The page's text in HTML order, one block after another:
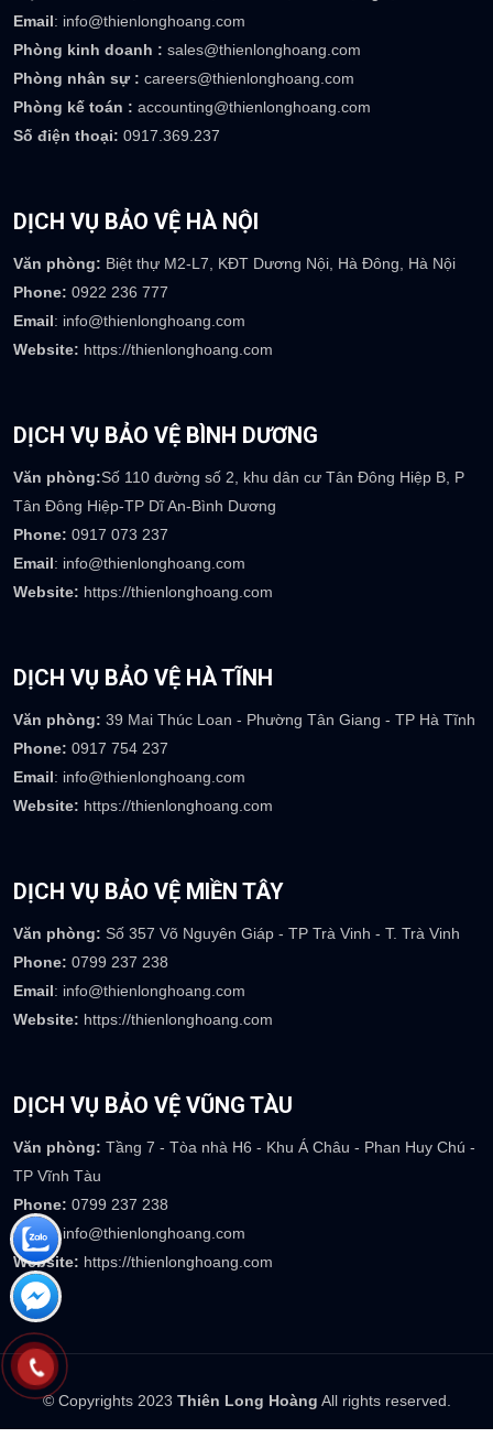
TRỤ SỞ CÔNG TY
Phòng kinh doanh : sales@thienlonghoang.com
Phòng nhân sự :
careers@thienlonghoang.com
Phòng kế toán : accounting@thienlonghoang.com
Số điện thoại:0917.369.237
Văn phòng: Biệt thự M2-L7, KĐT Dương Nội, Hà Đông, Hà Nội
Phone:
0922 236 777
Email: info@thienlonghoang.com
Website:https://thienlonghoang.com
DỊCH VỤ BẢO VỆ BÌNH DƯƠNG
Tân Đông Hiệp-TP Dĩ An-Bình Dương
Phone:
0917 073 237
Email: info@thienlonghoang.com
Website:https://thienlonghoang.com
Văn phòng: 39 Mai Thúc Loan - Phường Tân Giang - TP Hà Tĩnh
Phone:
0917 754 237
Email: info@thienlonghoang.com
Website:https://thienlonghoang.com
Văn phòng: Số 357 Võ Nguyên Giáp - TP Trà Vinh - T. Trà Vinh
Phone:
0799 237 238
Email: info@thienlonghoang.com
Website: https://thienlonghoang.com
DỊCH VỤ BẢO VỆ VŨNG TÀU
Văn phòng:
TP Vĩnh Tàu
Phone:0799 237 238
Email: info@thienlonghoang.com